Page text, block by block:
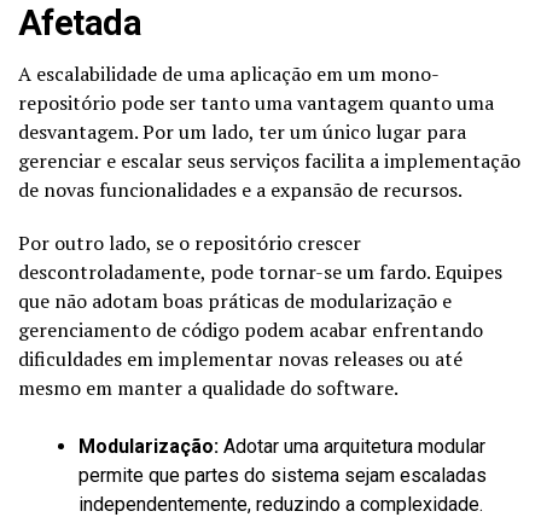
Afetada
A escalabilidade de uma aplicação em um mono-
repositório pode ser tanto uma vantagem quanto uma
desvantagem. Por um lado, ter um único lugar para
gerenciar e escalar seus serviços facilita a implementação
de novas funcionalidades e a expansão de recursos.
Por outro lado, se o repositório crescer
descontroladamente, pode tornar-se um fardo. Equipes
que não adotam boas práticas de modularização e
gerenciamento de código podem acabar enfrentando
dificuldades em implementar novas releases ou até
mesmo em manter a qualidade do software.
Modularização: Adotar uma arquitetura modular
permite que partes do sistema sejam escaladas
independentemente, reduzindo a complexidade.